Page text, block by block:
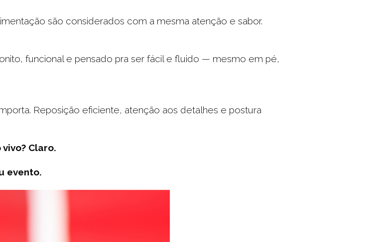
são considerados com a mesma atenção e sabor.
funcional e pensado pra ser fácil e fluido — mesmo em pé,
Reposição eficiente, atenção aos detalhes e postura
Claro.
evento.